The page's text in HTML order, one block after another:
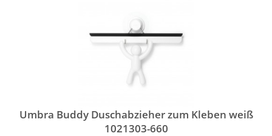
Umbra Buddy Duschabzieher zum Kleben weiß
1021303-660